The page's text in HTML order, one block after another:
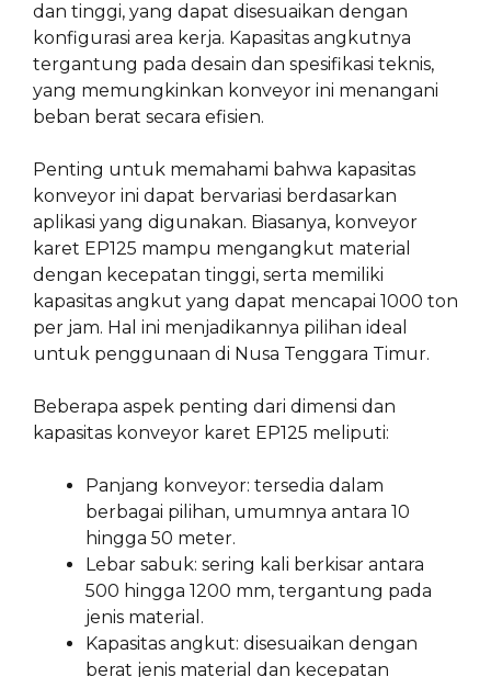
dan tinggi, yang dapat disesuaikan dengan
konfigurasi area kerja. Kapasitas angkutnya
tergantung pada desain dan spesifikasi teknis,
yang memungkinkan konveyor ini menangani
beban berat secara efisien.
Penting untuk memahami bahwa kapasitas
konveyor ini dapat bervariasi berdasarkan
aplikasi yang digunakan. Biasanya, konveyor
karet EP125 mampu mengangkut material
dengan kecepatan tinggi, serta memiliki
kapasitas angkut yang dapat mencapai 1000 ton
per jam. Hal ini menjadikannya pilihan ideal
untuk penggunaan di Nusa Tenggara Timur.
Beberapa aspek penting dari dimensi dan
kapasitas konveyor karet EP125 meliputi:
Panjang konveyor: tersedia dalam
berbagai pilihan, umumnya antara 10
hingga 50 meter.
Lebar sabuk: sering kali berkisar antara
500 hingga 1200 mm, tergantung pada
jenis material.
Kapasitas angkut: disesuaikan dengan
berat jenis material dan kecepatan